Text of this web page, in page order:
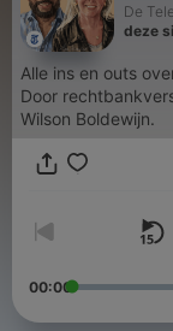
De
deze
Alle ins en outs
Door
Wilson Boldewijn.
00:00